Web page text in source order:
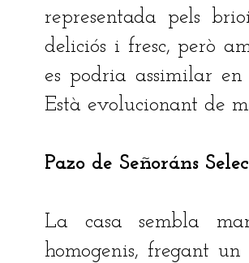
representada pels
deliciós i fresc, però
es podria assimilar
Està evolucionant de
Pazo de Señoráns
La casa sembla
homogenis, fregant